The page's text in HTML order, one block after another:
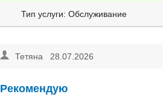
Тип услуги: Обслуживание
Тетяна 28.07.2026
Рекомендую